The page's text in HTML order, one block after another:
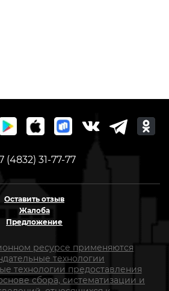
(4832) 31-77-77
Оставить отзыв
Жалоба
Предложение
ресурсе применяются
технологии
технологии предоставления
сбора, систематизации и